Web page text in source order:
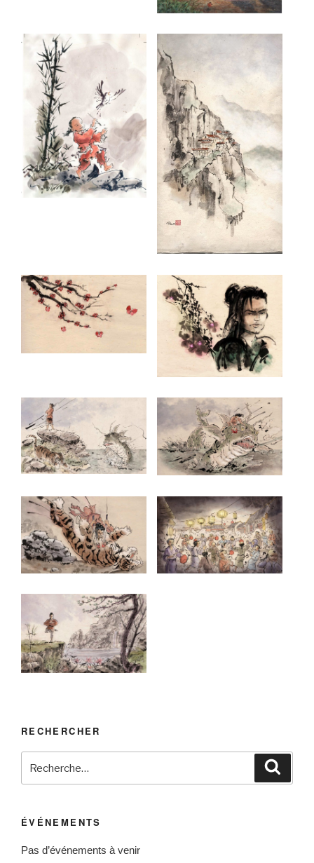
RECHERCHER
ÉVÉNEMENTS
Pas d’événements à venir